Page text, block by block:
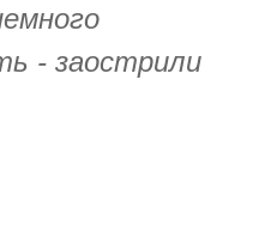
- заострили